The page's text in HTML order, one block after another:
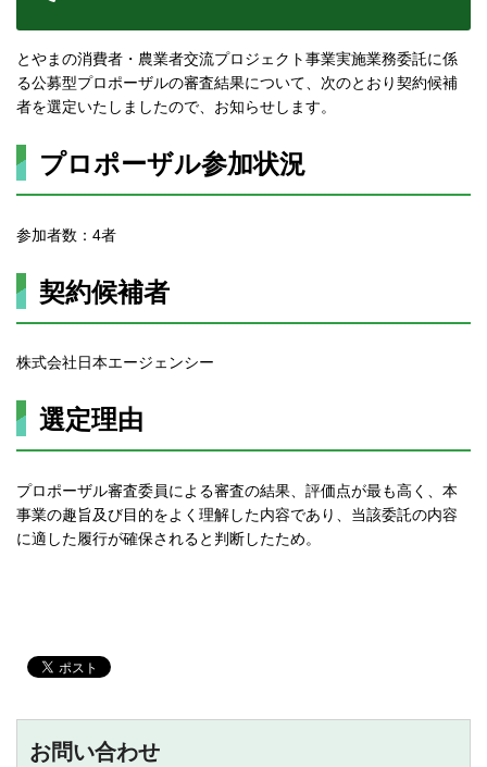
とやまの消費者・農業者交流プロジェクト事業実施業務委託に係
る公募型プロポーザルの審査結果について、次のとおり契約候補
者を選定いたしましたので、お知らせします。
プロポーザル参加状況
参加者数：4者
契約候補者
株式会社日本エージェンシー
選定理由
プロポーザル審査委員による審査の結果、評価点が最も高く、本
事業の趣旨及び目的をよく理解した内容であり、当該委託の内容
に適した履行が確保されると判断したため。
お問い合わせ